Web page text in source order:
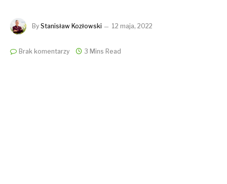
By Stanisław Kozłowski 12 maja, 2022
Brak komentarzy 3 Mins Read